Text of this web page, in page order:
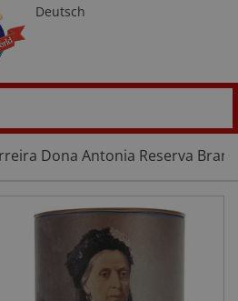
Deutsch
Dona Antonia Reserva